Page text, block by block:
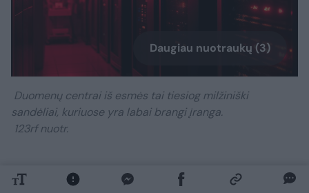
Daugiau nuotraukų (3)
Duomenų centrai iš esmės tai tiesiog milžiniški
sandėliai, kuriuose yra labai brangi įranga.
123rf nuotr.
„Kai kurie klientai, atsižvelgdami į neseniai